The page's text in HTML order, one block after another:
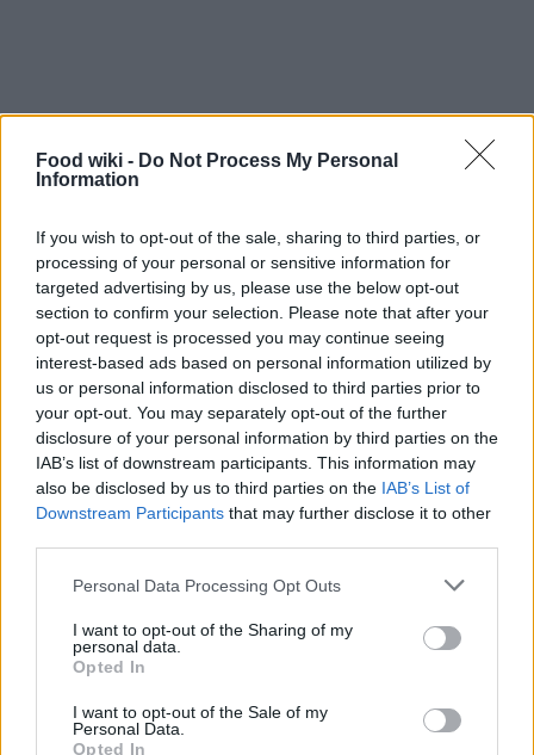
Food wiki - Do Not Process My Personal
Information
If you wish to opt-out of the sale, sharing to third parties, or
processing of your personal or sensitive information for
targeted advertising by us, please use the below opt-out
section to confirm your selection. Please note that after your
opt-out request is processed you may continue seeing
interest-based ads based on personal information utilized by
us or personal information disclosed to third parties prior to
your opt-out. You may separately opt-out of the further
disclosure of your personal information by third parties on the
IAB’s list of downstream participants. This information may
also be disclosed by us to third parties on the IAB’s List of
Downstream Participants that may further disclose it to other
Please note that this website/app uses one or more Google
not limited to your visit or usage behaviour. You may click to
grant or deny consent to Google and its third-party tags to
use your data for below specified purposes in below Google
consent section.
Personal Data Processing Opt Outs
I want to opt-out of the Sharing of my
personal data.
Opted In
I want to opt-out of the Sale of my
Personal Data.
Opted In
Formazione dei tartufini
Una volta che il ripieno è pronto, prendi porzioni di
impasto di circa 20 g e appiattiscile tra due fogli di
carta forno. Metti al centro un cucchiaino di crema
Decorazione e conservazione
Rotola ogni tartufino nel cacao amaro per ricoprirlo